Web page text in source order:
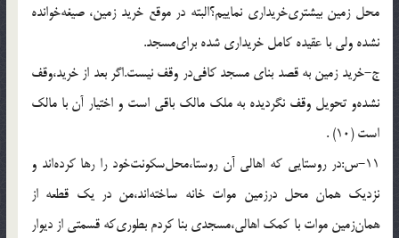
محل زمين بيشترى‌خريدارى نماييم؟البته در موقع خريد زمين، صيغه‌خوانده
نشده ولى با عقيده كامل خريدارى شده براى‌مسجد.
ج-خريد زمين به قصد بناى مسجد كافى‌در وقف نيست.اگر بعد از خريد،وقف
نشده‌و تحويل وقف نگرديده به ملك مالك باقى است و اختيار آن با مالك
است (10) .
11-س:در روستايى كه اهالى آن روستا،محل‌سكونت‌خود را رها كرده‌اند و
نزديك همان محل درزمين موات خانه ساخته‌اند،من در يك قطعه از
همان‌زمين موات با كمك اهالى،مسجدى بنا كردم بطورى‌كه قسمتى از ديوار